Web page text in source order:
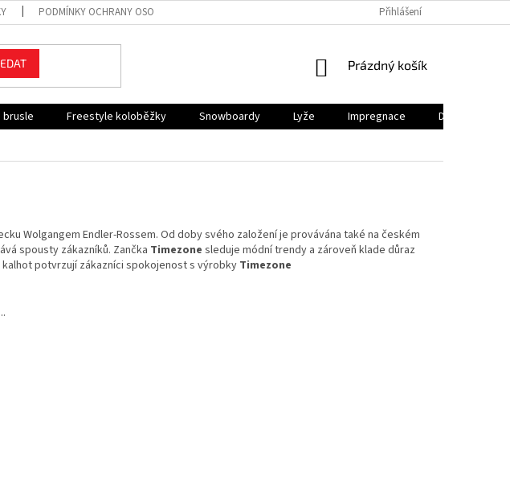
PODMÍNKY OCHRANY OSOBNÍCH ÚDAJŮ REKLAMACE VRÁCENÍ A
Přihlášení
NÁKUPNÍ
Prázdný košík
brusle Freestyle koloběžky Snowboardy Lyže Impregnace
Dárkový
Wolgangem Endler-Rossem. Od doby svého založení je provávána také na českém
spousty zákazníků. Zančka Timezone sleduje módní trendy a zároveň klade důraz
potvrzují zákazníci spokojenost s výrobky Timezone